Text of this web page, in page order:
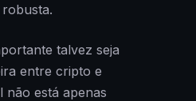
talvez seja
entre cripto e
não está apenas